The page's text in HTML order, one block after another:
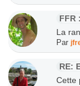
FFR
La
Par
RE:
Cette